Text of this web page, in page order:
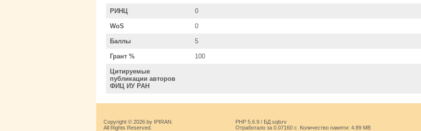
РИНЦ 0
WoS 0
Баллы 5
Грант % 100
Цитируемые
публикации авторов
ФИЦ ИУ РАН
Copyright © 2026 by IPIRAN.
All Rights Reserved.
PHP 5.6.9 / БД sqlsrv
Отработало за 0.07160 с. Количество памяти: 4.89 MB